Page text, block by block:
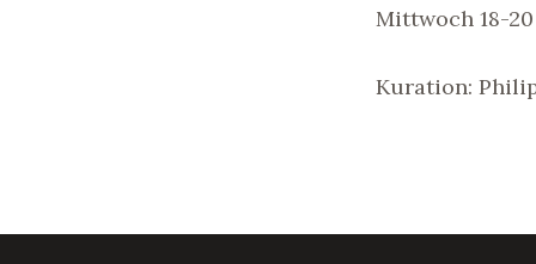
Mittwoch 18-
Kuration: